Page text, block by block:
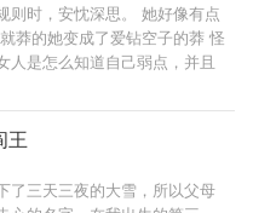
则时，安忱深思。 她好像有点
莽的她变成了爱钻空子的莽 怪
人是怎么知道自己弱点，并且
怪物纵横的规则领域里，安
到规则领域的生成点，她只知
么。 于是，在怪物们都享受
见了一名挥着大刀的女孩站
么，都吐出来。” 怪物：“……”
她一个教训时，安忱甚至都没
王
了三天三夜的大雪，所以父母